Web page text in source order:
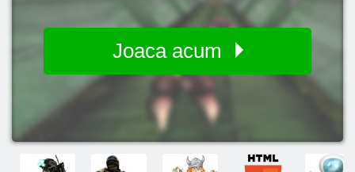
Joaca acum